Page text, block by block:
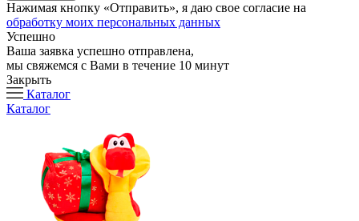
Нажимая кнопку «Отправить», я даю свое согласие на
обработку моих персональных данных
Успешно
Ваша заявка успешно отправлена,
мы свяжемся с Вами в течение 10 минут
Закрыть
Каталог
Каталог